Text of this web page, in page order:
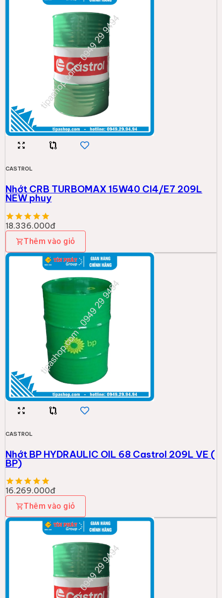
CASTROL
Nhớt CRB TURBOMAX 15W40 CI4/E7 209L
NEW phuy
18.336.000đ
Thêm vào giỏ
CASTROL
Nhớt BP HYDRAULIC OIL 68 Castrol 209L VE (
BP)
16.269.000đ
Thêm vào giỏ